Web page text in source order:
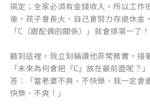
搞定；全家必須有金錢收入，所以工作
後，孩子會長大、自己會努力存退休金
「C（跟配偶的關係）」就會排第一了！
聽到這裡，我立刻稱讚他非常務實，接
「未來為何會把『C』放在最前面呢？
答：「當老婆不爽、不快樂，我一定會
快樂、不爽！」